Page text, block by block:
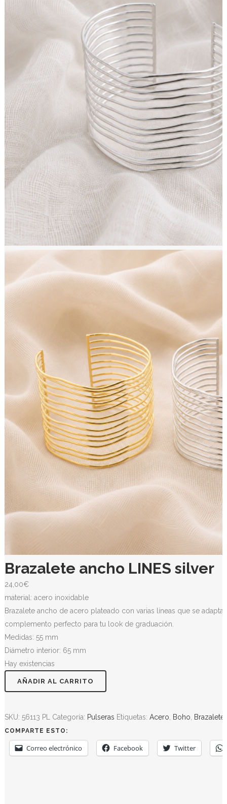
Brazalete ancho LINES silver
24,00€
material: acero inoxidable
Brazalete ancho de acero plateado con varias líneas que se
complemento perfecto para tu look de graduación.
Medidas: 55 mm
Diámetro interior: 65 mm
Hay existencias
AÑADIR AL CARRITO
SKU: 56113 PL Categoría: Pulseras Etiquetas: Acero Boho Brazalete
COMPARTE ESTO:
Correo electrónico Facebook Twitter